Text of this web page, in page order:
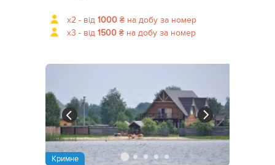
x2 - від 1000 ₴ на добу за номер
x3 - від 1500 ₴ на добу за номер
Кримне